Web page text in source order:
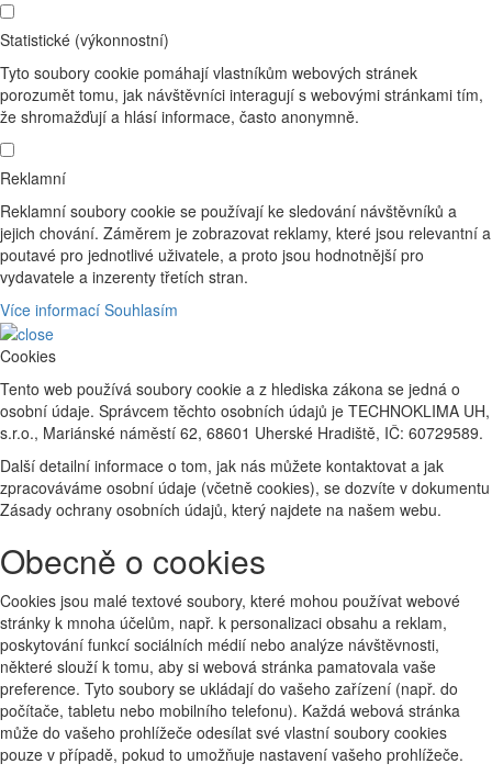
Statistické (výkonnostní)
Tyto soubory cookie pomáhají vlastníkům webových stránek
porozumět tomu, jak návštěvníci interagují s webovými stránkami tím,
že shromažďují a hlásí informace, často anonymně.
Reklamní
Reklamní soubory cookie se používají ke sledování návštěvníků a
jejich chování. Záměrem je zobrazovat reklamy, které jsou relevantní a
poutavé pro jednotlivé uživatele, a proto jsou hodnotnější pro
vydavatele a inzerenty třetích stran.
Více informací Souhlasím
Cookies
Tento web používá soubory cookie a z hlediska zákona se jedná o
osobní údaje. Správcem těchto osobních údajů je TECHNOKLIMA UH,
s.r.o., Mariánské náměstí 62, 68601 Uherské Hradiště, IČ: 60729589.
Další detailní informace o tom, jak nás můžete kontaktovat a jak
zpracováváme osobní údaje (včetně cookies), se dozvíte v dokumentu
Zásady ochrany osobních údajů, který najdete na našem webu.
Obecně o cookies
Cookies jsou malé textové soubory, které mohou používat webové
stránky k mnoha účelům, např. k personalizaci obsahu a reklam,
poskytování funkcí sociálních médií nebo analýze návštěvnosti,
některé slouží k tomu, aby si webová stránka pamatovala vaše
preference. Tyto soubory se ukládají do vašeho zařízení (např. do
počítače, tabletu nebo mobilního telefonu). Každá webová stránka
může do vašeho prohlížeče odesílat své vlastní soubory cookies
pouze v případě, pokud to umožňuje nastavení vašeho prohlížeče.